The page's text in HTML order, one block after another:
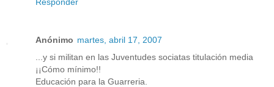
Anónimo martes, abril 17, 2007
...y si militan en las Juventudes sociatas titulación media
¡¡Cómo mínimo!!
Educación para la Guarreria.